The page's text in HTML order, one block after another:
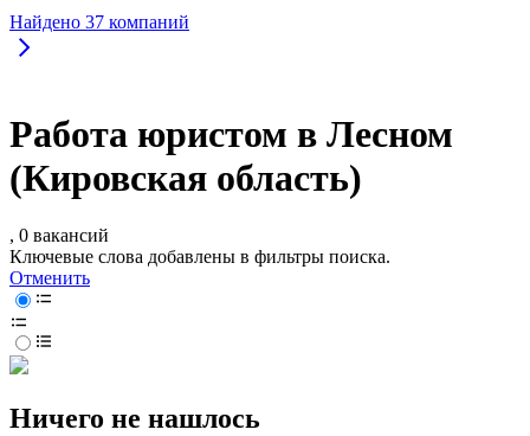
Найдено 37 компаний
Работа юристом в Лесном
(Кировская область)
, 0 вакансий
Ключевые слова добавлены в фильтры поиска.
Отменить
Ничего не нашлось